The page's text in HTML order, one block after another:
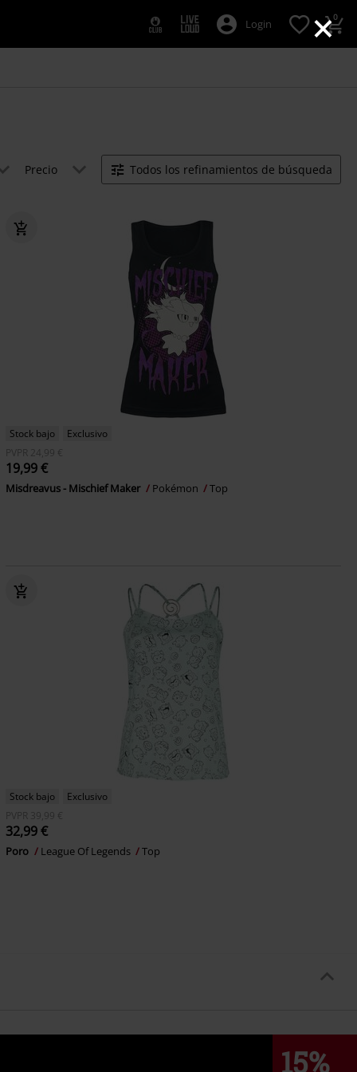
×
Login 0
Precio Todos los refinamientos de búsqueda
Stock bajo
Exclusivo
PVPR 24,99 €
19,99 €
Misdreavus - Mischief Maker Pokémon Top
Stock bajo
Exclusivo
PVPR 39,99 €
32,99 €
Poro League Of Legends Top
15%